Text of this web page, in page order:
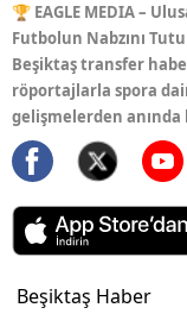
🏆 EAGLE MEDIA –
Futbolun Nabzını
Beşiktaş transfer
röportajlarla spora
gelişmelerden
Beşiktaş Haber